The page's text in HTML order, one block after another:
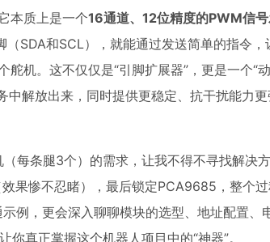
本质上是一个16通道、12位精度的PWM信
SDA和SCL），就能通过发送简单的指令
机。这不仅仅是“引脚扩展器”，更是一个“
解放出来，同时提供更稳定、抗干扰能力
每条腿3个）的需求，让我不得不寻找解决
果惨不忍睹），最后锁定PCA9685，整个
例，更会深入聊聊模块的选型、地址配置、
真正掌握这个机器人项目中的“神器”。